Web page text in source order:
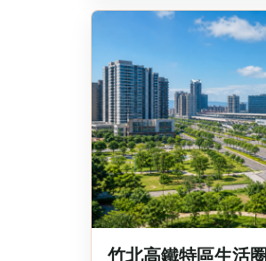
竹北高鐵特區生活圈